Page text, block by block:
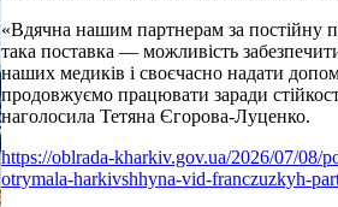
«Вдячна нашим партнерам за постійну
така поставка — можливість
наших медиків і своєчасно надати
продовжуємо працювати заради
наголосила Тетяна Єгорова-Луценко.
https://oblrada-kharkiv.gov.ua/2026/07/08/
otrymala-harkivshhyna-vid-franczuzkyh-